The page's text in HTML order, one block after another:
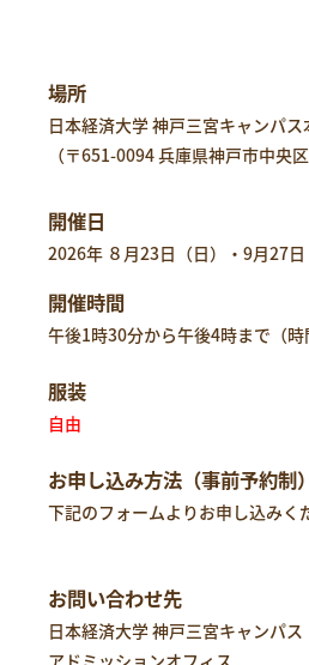
場所
日本経済大学 神戸三宮キャンパス
（〒651-0094 兵庫県神戸市中央
開催日
2026年 ８月23日（日）・9月27日
開催時間
午後1時30分から午後4時まで（時
服装
自由
お申し込み方法（事前予約制）
下記のフォームよりお申し込みく
お問い合わせ先
日本経済大学 神戸三宮キャンパス